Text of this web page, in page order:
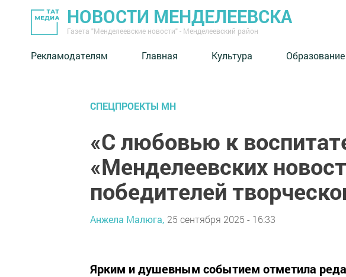
НОВОСТИ МЕНДЕЛЕЕВСКА
Газета "Менделеевские новости" - Менделеевский район
Рекламодателям Главная Культура Образование
СПЕЦПРОЕКТЫ МН
«С любовью к
«Менделеевских
победителей
Анжела Малюга, 25 сентября 2025 - 16:33
Ярким и душевным событием отметила